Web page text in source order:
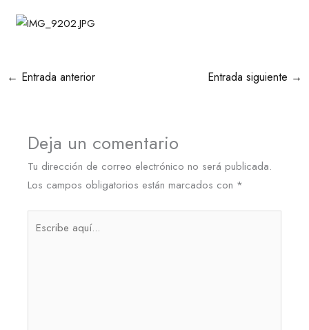
← Entrada anterior Entrada siguiente →
Deja un comentario
Tu dirección de correo electrónico no será publicada.
Los campos obligatorios están marcados con *